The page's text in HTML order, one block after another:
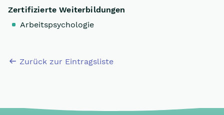
Zertifizierte Weiterbildungen
Arbeitspsychologie
Zurück zur Eintragsliste